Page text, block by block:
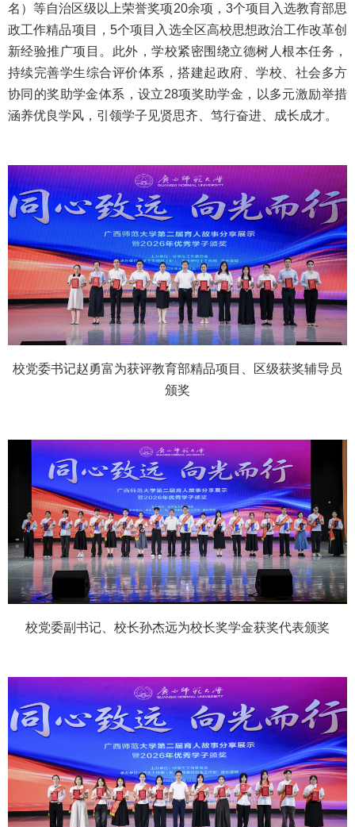
名）等自治区级以上荣誉奖项20余项，3个项目入选教育部思
政工作精品项目，5个项目入选全区高校思想政治工作改革创
新经验推广项目。此外，学校紧密围绕立德树人根本任务，
持续完善学生综合评价体系，搭建起政府、学校、社会多方
协同的奖助学金体系，设立28项奖助学金，以多元激励举措
涵养优良学风，引领学子见贤思齐、笃行奋进、成长成才。
校党委书记赵勇富为获评教育部精品项目、区级获奖辅导员
颁奖
校党委副书记、校长孙杰远为校长奖学金获奖代表颁奖